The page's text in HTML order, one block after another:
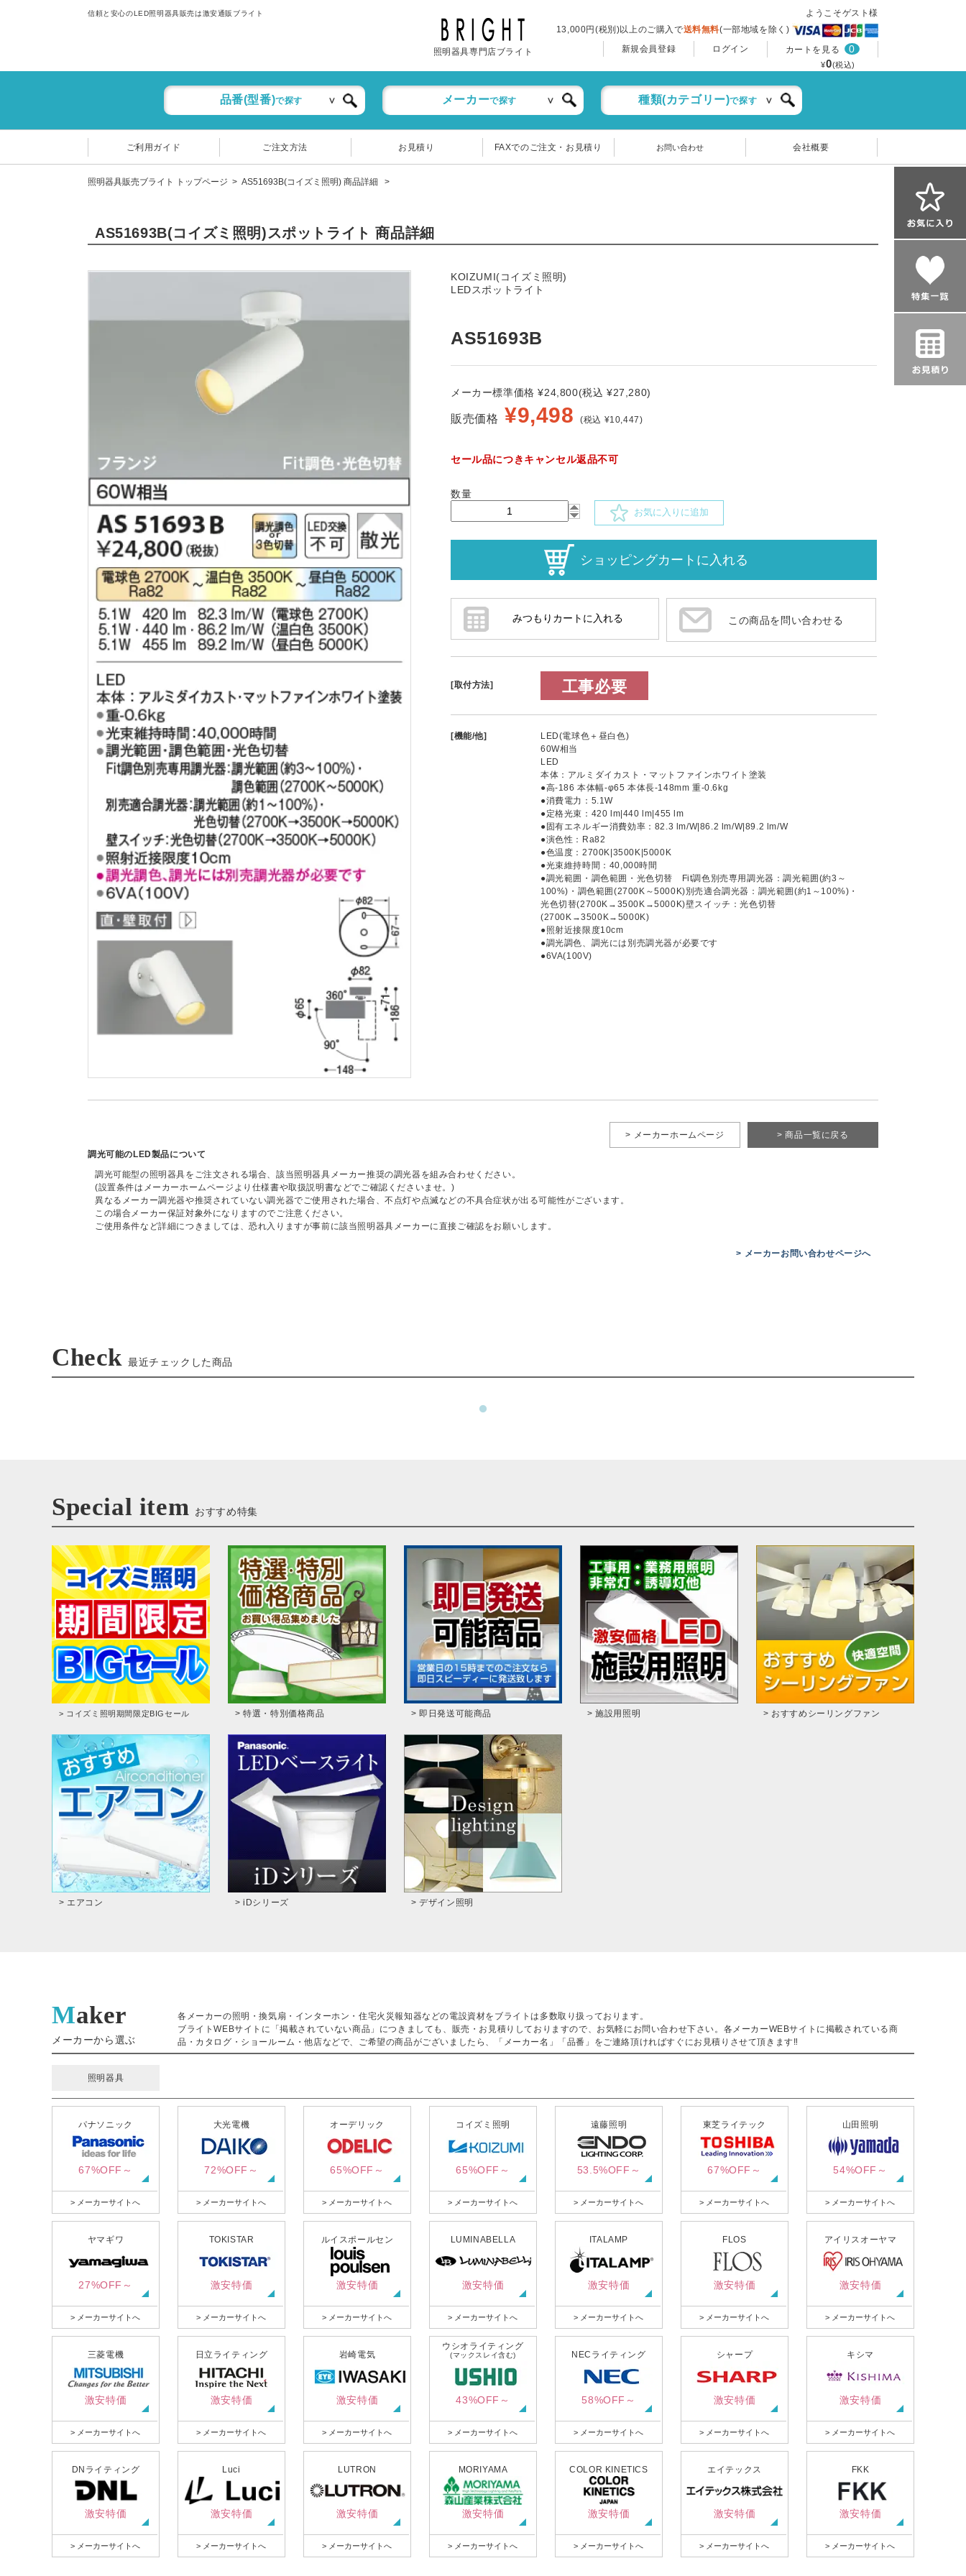
信頼と安心のLED照明器具販売は激安通販ブライト
照明器具専門店ブライト
ようこそゲスト様
13,000円(税別)以上のご購入で送料無料(一部地域を除く)
新規会員登録
ログイン カートを見る 0
¥0(税込)
品番(型番)で探す メーカーで探す 種類(カテゴリー)で探す
ご利用ガイド ご注文方法 お見積り FAXでのご注文・お見積り お問い合わせ 会社概要
照明器具販売ブライト トップページ AS51693B(コイズミ照明) 商品詳細
AS51693B(コイズミ照明)スポットライト 商品詳細
KOIZUMI(コイズミ照明)
LEDスポットライト
AS51693B
メーカー標準価格 ¥24,800(税込 ¥27,280)
販売価格 ¥9,498 (税込 ¥10,447)
セール品につきキャンセル返品不可
数量
お気に入りに追加
この商品を問い合わせる
[取付方法] 工事必要
[機能/他]
LED(電球色＋昼白色)
60W相当
LED
本体：アルミダイカスト・マットファインホワイト塗装
●高-186 本体幅-φ65 本体長-148mm 重-0.6kg
●消費電力：5.1W
●定格光束：420 lm|440 lm|455 lm
●固有エネルギー消費効率：82.3 lm/W|86.2 lm/W|89.2 lm/W
●演色性：Ra82
●色温度：2700K|3500K|5000K
●光束維持時間：40,000時間
●調光範囲・調色範囲・光色切替 Fit調色別売専用調光器：調光範囲(約3～
100%)・調色範囲(2700K～5000K)別売適合調光器：調光範囲(約1～100%)・
光色切替(2700K→3500K→5000K)壁スイッチ：光色切替
(2700K→3500K→5000K)
●照射近接限度10cm
●調光調色、調光には別売調光器が必要です
●6VA(100V)
> 商品一覧に戻る
> メーカーホームページ
調光可能のLED製品について
調光可能型の照明器具をご注文される場合、該当照明器具メーカー推奨の調光器を組み合わせください。
(設置条件はメーカーホームページより仕様書や取扱説明書などでご確認くださいませ。)
異なるメーカー調光器や推奨されていない調光器でご使用された場合、不点灯や点滅などの不具合症状が出る可能性がございます。
この場合メーカー保証対象外になりますのでご注意ください。
ご使用条件など詳細につきましては、恐れ入りますが事前に該当照明器具メーカーに直接ご確認をお願いします。
> メーカーお問い合わせページへ
Check 最近チェックした商品
Special item おすすめ特集
> コイズミ照明期間限定BIGセール > 特選・特別価格商品 > 即日発送可能商品 > 施設用照明 > おすすめシーリングファン
> エアコン > iDシリーズ > デザイン照明
Maker
メーカーから選ぶ
各メーカーの照明・換気扇・インターホン・住宅火災報知器などの電設資材をブライトは多数取り扱っております。
ブライトWEBサイトに「掲載されていない商品」につきましても、販売・お見積りしておりますので、お気軽にお問い合わせ下さい。各メーカーWEBサイトに掲載されている商
品・カタログ・ショールーム・他店などで、ご希望の商品がございましたら、「メーカー名」「品番」をご連絡頂ければすぐにお見積りさせて頂きます‼
照明器具
パナソニック
67%OFF～
> メーカーサイトへ
大光電機
72%OFF～
> メーカーサイトへ
オーデリック
65%OFF～
> メーカーサイトへ
コイズミ照明
65%OFF～
> メーカーサイトへ
遠藤照明
53.5%OFF～
> メーカーサイトへ
東芝ライテック
67%OFF～
> メーカーサイトへ
山田照明
54%OFF～
> メーカーサイトへ
ヤマギワ
27%OFF～
> メーカーサイトへ
TOKISTAR
激安特価
> メーカーサイトへ
ルイスポールセン
激安特価
> メーカーサイトへ
LUMINABELLA
激安特価
> メーカーサイトへ
ITALAMP
激安特価
> メーカーサイトへ
FLOS
激安特価
> メーカーサイトへ
アイリスオーヤマ
激安特価
> メーカーサイトへ
三菱電機
激安特価
> メーカーサイトへ
日立ライティング
激安特価
> メーカーサイトへ
岩崎電気
激安特価
> メーカーサイトへ
ウシオライティング
(マックスレイ含む)
43%OFF～
> メーカーサイトへ
NECライティング
58%OFF～
> メーカーサイトへ
シャープ
激安特価
> メーカーサイトへ
キシマ
激安特価
> メーカーサイトへ
DNライティング
激安特価
> メーカーサイトへ
Luci
激安特価
> メーカーサイトへ
LUTRON
激安特価
> メーカーサイトへ
MORIYAMA
激安特価
> メーカーサイトへ
COLOR KINETICS
激安特価
> メーカーサイトへ
エイテックス
激安特価
> メーカーサイトへ
FKK
激安特価
> メーカーサイトへ